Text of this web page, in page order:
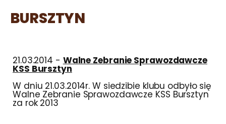
BURSZTYN
21.03.2014 - Walne Zebranie Sprawozdawcze
KSS Bursztyn
W dniu 21.03.2014r. W siedzibie klubu odbyło się
Walne Zebranie Sprawozdawcze KSS Bursztyn
za rok 2013